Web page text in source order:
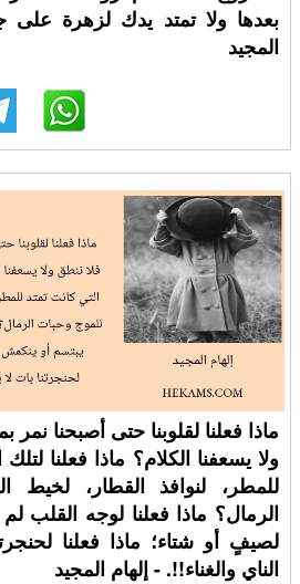
بعدها ولا تمتد يدك لزهرة على
المجيد
ماذا فعلنا لقلوبنا حتى أصبحنا
ولا يسعفنا الكلام؟ ماذا فعلنا
للمطر، لنوافذ القطار، لخيط
الرمال؟ ماذا فعلنا لوجه القلب
لصيفٍ أو شتاء؛ ماذا فعلنا
الناي والغناء!!. - إلهام المجيد